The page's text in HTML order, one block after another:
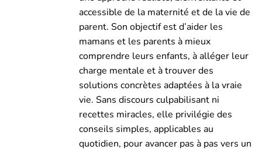
accessible de la maternité et de la vie de
parent. Son objectif est d’aider les
mamans et les parents à mieux
comprendre leurs enfants, à alléger leur
charge mentale et à trouver des
solutions concrètes adaptées à la vraie
vie. Sans discours culpabilisant ni
recettes miracles, elle privilégie des
conseils simples, applicables au
quotidien, pour avancer pas à pas vers un